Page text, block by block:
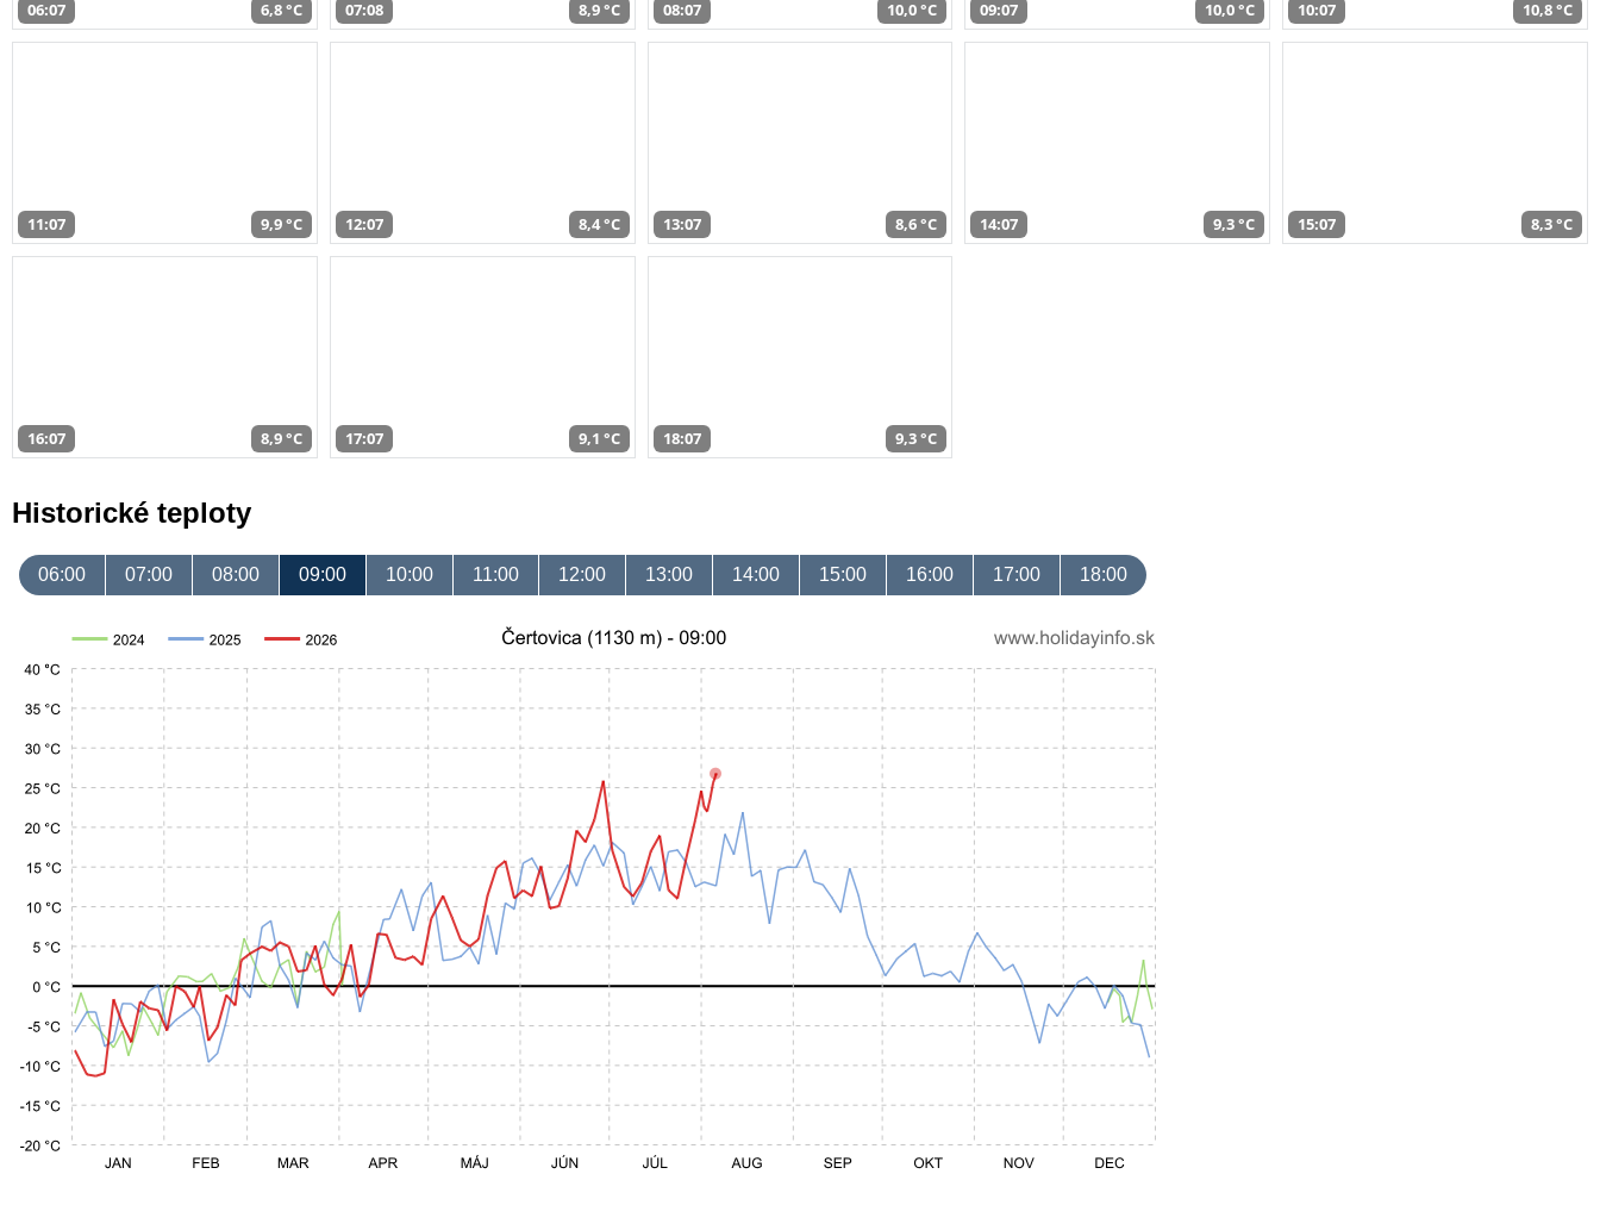
06:07 6,8 °C 07:08 8,9 °C 08:07 10,0 °C 09:07 10,0 °C 10:07 10,8 °C
11:07 9,9 °C 12:07 8,4 °C 13:07 8,6 °C 14:07 9,3 °C 15:07 8,3 °C
16:07 8,9 °C 17:07 9,1 °C 18:07 9,3 °C
Historické teploty
06:00 07:00 08:00 09:00 10:00 11:00 12:00 13:00 14:00 15:00 16:00 17:00 18:00